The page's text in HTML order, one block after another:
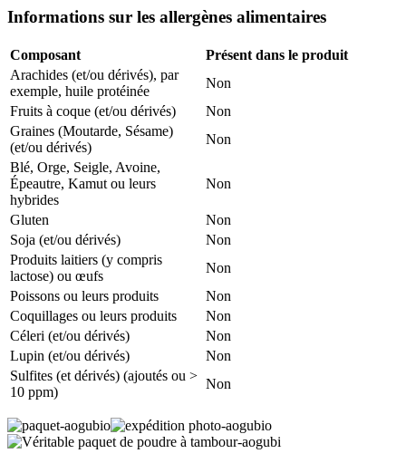
Informations sur les allergènes alimentaires
Composant
Présent dans le produit
Arachides (et/ou dérivés), par
exemple, huile protéinée
Non
Fruits à coque (et/ou dérivés)
Non
Graines (Moutarde, Sésame)
(et/ou dérivés)
Non
Blé, Orge, Seigle, Avoine,
Épeautre, Kamut ou leurs
hybrides
Non
Gluten
Non
Soja (et/ou dérivés)
Non
Produits laitiers (y compris
lactose) ou œufs
Non
Poissons ou leurs produits
Non
Coquillages ou leurs produits
Non
Céleri (et/ou dérivés)
Non
Lupin (et/ou dérivés)
Non
Sulfites (et dérivés) (ajoutés ou >
10 ppm)
Non